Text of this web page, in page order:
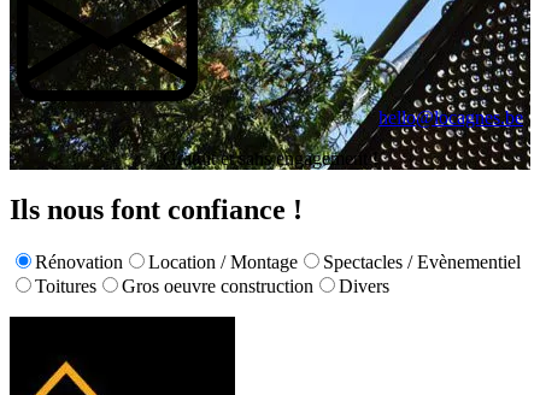
hello@locagnes.be
Gratuit et sans engagement !
Ils nous font confiance !
Rénovation Location / Montage
Spectacles / Evènementiel
Toitures
Gros oeuvre construction Divers